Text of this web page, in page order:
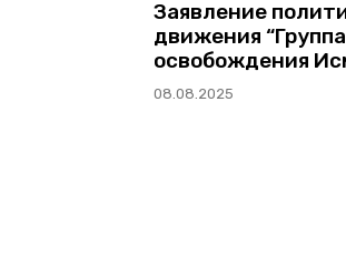
Заявление
движения
освобождения
08.08.2025